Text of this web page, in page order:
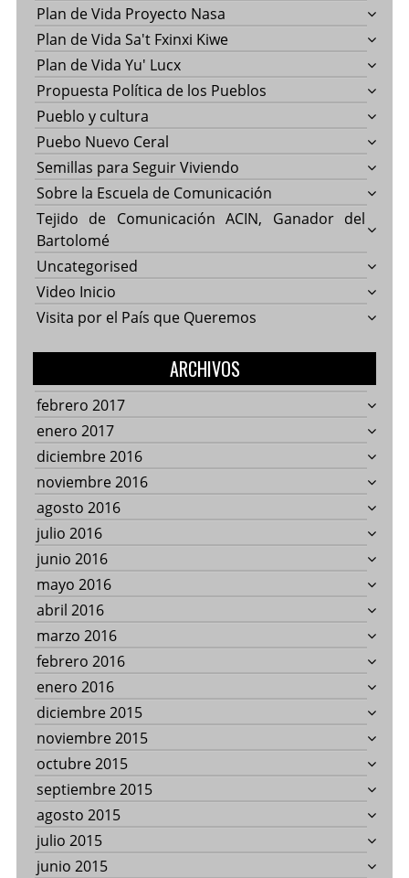
Plan de Vida Proyecto Nasa
Plan de Vida Sa't Fxinxi Kiwe
Plan de Vida Yu' Lucx
Propuesta Política de los Pueblos
Pueblo y cultura
Puebo Nuevo Ceral
Semillas para Seguir Viviendo
Sobre la Escuela de Comunicación
Tejido de Comunicación ACIN, Ganador del
Bartolomé
Uncategorised
Video Inicio
Visita por el País que Queremos
ARCHIVOS
febrero 2017
enero 2017
diciembre 2016
noviembre 2016
agosto 2016
julio 2016
junio 2016
mayo 2016
abril 2016
marzo 2016
febrero 2016
enero 2016
diciembre 2015
noviembre 2015
octubre 2015
septiembre 2015
agosto 2015
julio 2015
junio 2015